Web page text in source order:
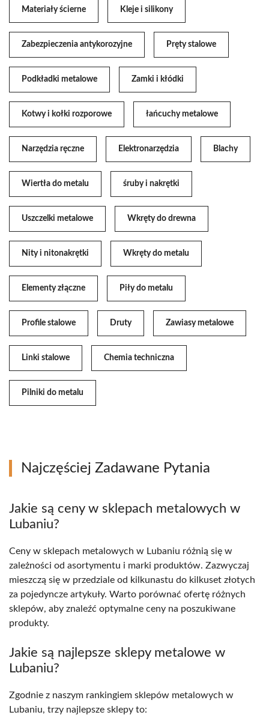
Materiały ścierne Kleje i silikony
Zabezpieczenia antykorozyjne Pręty stalowe
Podkładki metalowe Zamki i kłódki
Kotwy i kołki rozporowe łańcuchy metalowe
Narzędzia ręczne Elektronarzędzia Blachy
Wiertła do metalu śruby i nakrętki
Uszczelki metalowe Wkręty do drewna
Nity i nitonakrętki Wkręty do metalu
Elementy złączne Piły do metalu
Profile stalowe Druty Zawiasy metalowe
Linki stalowe Chemia techniczna
Pilniki do metalu
Najczęściej Zadawane Pytania
Jakie są ceny w sklepach metalowych w
Lubaniu?
Ceny w sklepach metalowych w Lubaniu różnią się w
zależności od asortymentu i marki produktów. Zazwyczaj
mieszczą się w przedziale od kilkunastu do kilkuset złotych
za pojedyncze artykuły. Warto porównać ofertę różnych
sklepów, aby znaleźć optymalne ceny na poszukiwane
produkty.
Jakie są najlepsze sklepy metalowe w
Lubaniu?
Zgodnie z naszym rankingiem sklepów metalowych w
Lubaniu, trzy najlepsze sklepy to: